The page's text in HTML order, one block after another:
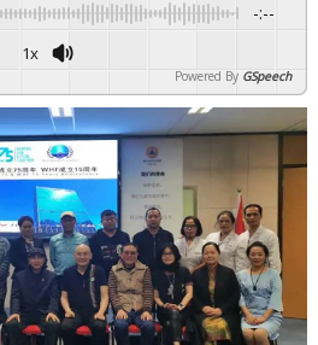
-:--
1x
Powered By GSpeech